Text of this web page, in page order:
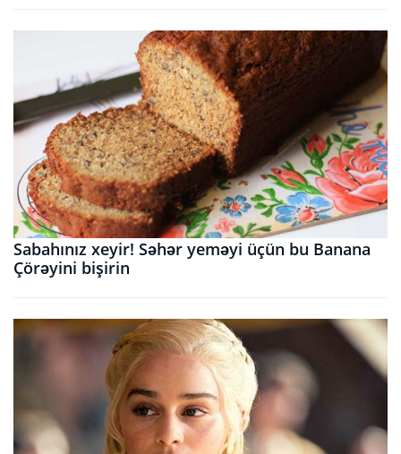
Sabahınız xeyir! Səhər yeməyi üçün bu Banana
Çörəyini bişirin